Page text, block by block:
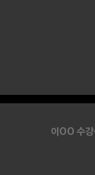
이OO 수